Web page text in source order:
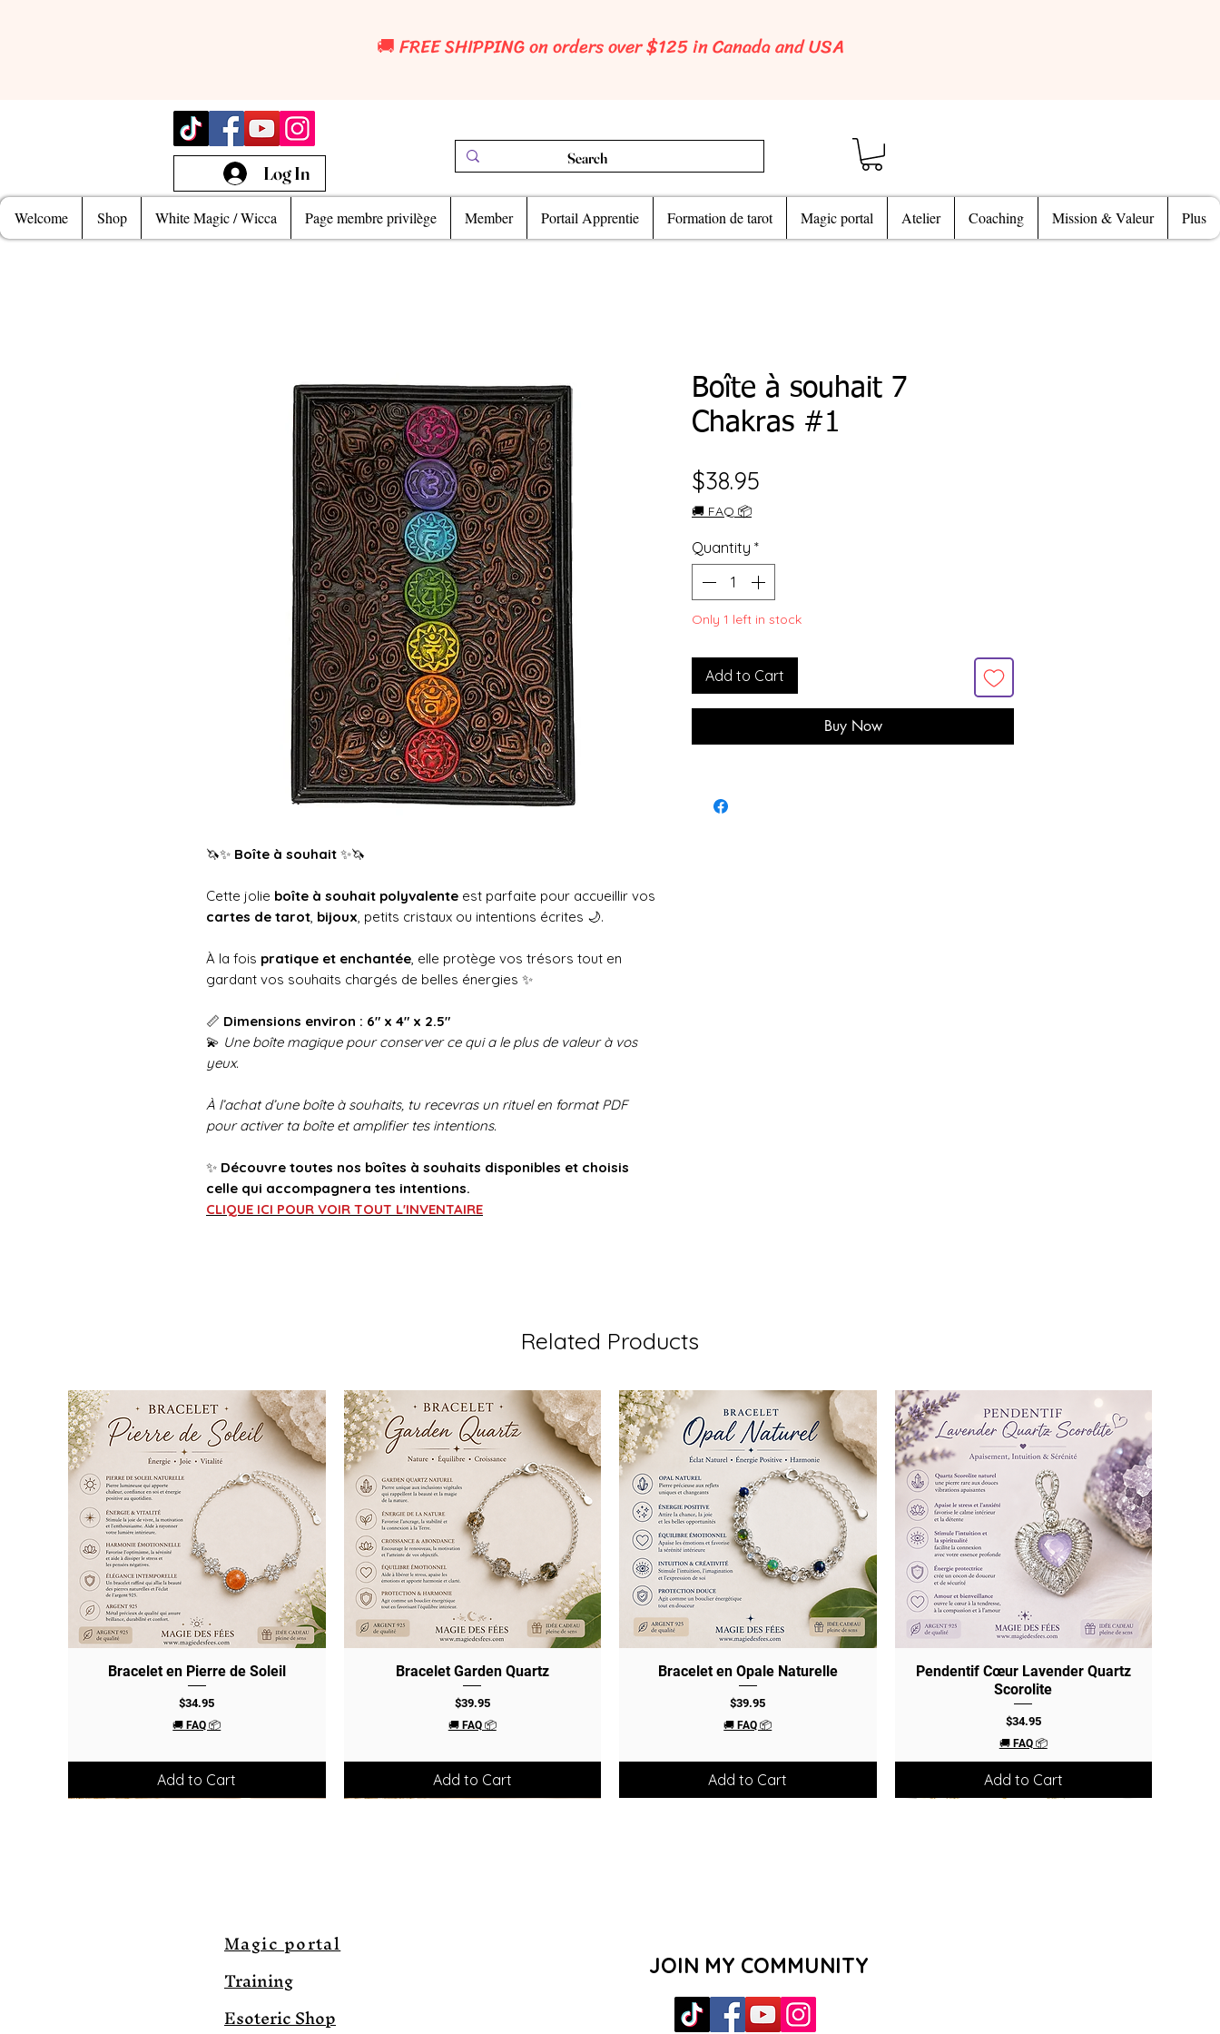
🚚 FREE SHIPPING on orders over $125 in Canada and USA
Log In
Welcome Shop White Magic / Wicca Page membre privilège Member Portail Apprentie Formation de tarot Magic portal Atelier Coaching Mission & Valeur Plus
🦄✨ Boîte à souhait ✨🦄
Cette jolie boîte à souhait polyvalente est parfaite pour accueillir vos
cartes de tarot, bijoux, petits cristaux ou intentions écrites 🌙.
À la fois pratique et enchantée, elle protège vos trésors tout en
gardant vos souhaits chargés de belles énergies ✨
📏 Dimensions environ : 6" x 4" x 2.5"
💫 Une boîte magique pour conserver ce qui a le plus de valeur à vos
yeux.
À l’achat d’une boîte à souhaits, tu recevras un rituel en format PDF
pour activer ta boîte et amplifier tes intentions.
✨ Découvre toutes nos boîtes à souhaits disponibles et choisis
celle qui accompagnera tes intentions.
CLIQUE ICI POUR VOIR TOUT L'INVENTAIRE
Boîte à souhait 7
Chakras #1
$38.95
🚚 FAQ 📦
Quantity *
Only 1 left in stock
Add to Cart
Buy Now
Related Products
Quick View
Bracelet en Pierre de Soleil
Price
$34.95
🚚 FAQ 📦
Add to Cart
Quick View
Bracelet Garden Quartz
Price
$39.95
🚚 FAQ 📦
Add to Cart
Quick View
Bracelet en Opale Naturelle
Price
$39.95
🚚 FAQ 📦
Add to Cart
Quick View
Pendentif Cœur Lavender Quartz
Scorolite
Price
$34.95
🚚 FAQ 📦
Add to Cart
Magic portal
Training
Esoteric Shop
JOIN MY COMMUNITY